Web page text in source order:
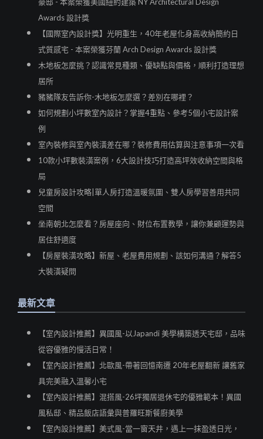
Awards 設計獎
【國際室內設計獎】光明重生，40年老屋化身高收納簡約日
式質感宅 - 本案榮獲芬蘭 Arch Design Awards 設計獎
木地板怎麼挑？認識常見種類、優缺點與價格，順利打造理想
居所
豬豬隊友告訴你-木地板怎麼選？差別在哪裡？
如何規劃小坪數室內設計？掌握4重點、參考5個小宅設計案
例
室內裝修與室內裝潢差在哪？裝修費用估算與注意事項一次看
10款小坪數裝潢案例，6大設計技巧打造高坪效收納空間與格
局
兒童房設計攻略|單人房打造溫暖氛圍、雙人房學習善用共同
空間
坐南朝北怎麼看？房屋座向、財位布置教學，讓你兼顧運勢與
居住舒適度
【房屋裝潢攻略】新屋、老屋費用規劃、該如何溝通？解答5
大裝潢疑問
最新文章
【室內設計推薦】異國風-以Japandi 美學構築透天宅邸，品味
從容優雅的慢活日常！
【室內設計推薦】北歐風-帶著回憶南遷 20年老屋翻新 讓舊家
具完美融入溫馨小宅
【室內設計推薦】混搭風-26坪獨居退休宅的優雅範本！異國
風私邸、精品飯店語彙與普羅旺斯餐廚美學
【室內設計推薦】美式風-當一窗天井，遇上一抹盈透日光，